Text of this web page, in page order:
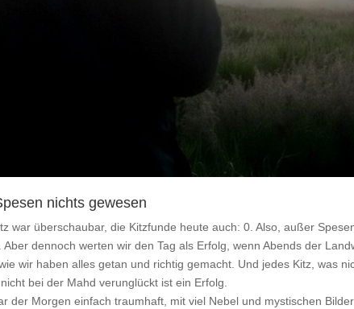
nichts gewesen
war überschaubar, die Kitzfunde heute auch: 0. Also, außer
Aber dennoch werten wir den Tag als Erfolg, wenn Abends der
wir haben alles getan und richtig gemacht. Und jedes Kitz, was
bei der Mahd verunglückt ist ein Erfolg.
der Morgen einfach traumhaft, mit viel Nebel und mystischen